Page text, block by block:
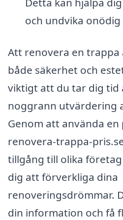
och undvika onödig
Att renovera en trappa
både säkerhet och
viktigt att du tar dig tid
noggrann utvärdering
Genom att använda
renovera-trappa-
tillgång till olika
dig att förverkliga dina
renoveringsdrömmar.
din information och få